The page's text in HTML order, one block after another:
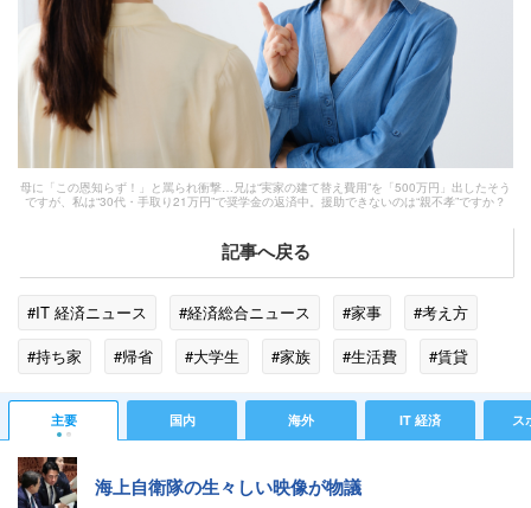
母に「この恩知らず！」と罵られ衝撃…兄は“実家の建て替え費用”を「500万円」出したそう
ですが、私は“30代・手取り21万円”で奨学金の返済中。援助できないのは“親不孝”ですか？
記事へ戻る
#IT 経済ニュース #経済総合ニュース #家事
#考え方
#持ち家
#帰省 #大学生 #家族 #生活費
#賃貸
#日本学生支援機構
#家賃 #奨学金 #金子賢
#医療
#総務省
主要 国内 海外 IT 経済 ス
海上自衛隊の生々しい映像が物議